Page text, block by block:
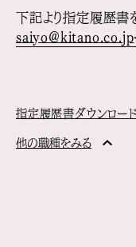
下記より指定履歴書
saiyo@kitano.co.jp
指定履歴書ダウンロー
他の職種をみる